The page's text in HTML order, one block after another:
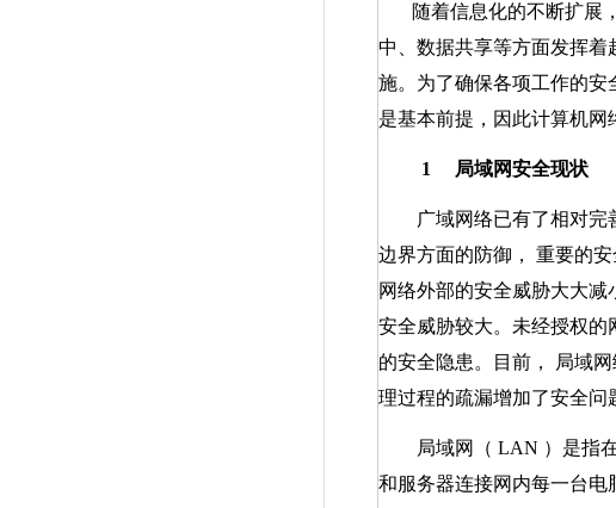
随着信息化的不断扩展
中、数据共享等方面发挥着
施。为了确保各项工作的
是基本前提，因此计算机网
1 局域网安全现状
广域网络已有了相对完善
边界方面的防御， 重要的
网络外部的安全威胁大大
安全威胁较大。未经授权的
的安全隐患。目前， 局域
理过程的疏漏增加了安全问
局域网（ LAN ）是指
和服务器连接网内每一台电